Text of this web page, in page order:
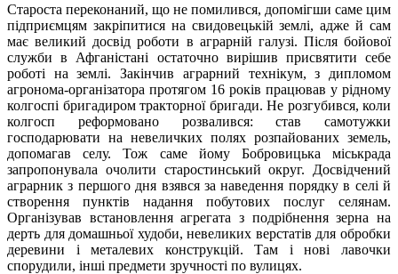
Староста переконаний, що не помилився, допомігши саме цим
підприємцям закріпитися на свидовецькій землі, адже й сам
має великий досвід роботи в аграрній галузі. Після бойової
служби в Афганістані остаточно вирішив присвятити себе
роботі на землі. Закінчив аграрний технікум, з дипломом
агронома-організатора протягом 16 років працював у рідному
колгоспі бригадиром тракторної бригади. Не розгубився, коли
колгосп реформовано розвалився: став самотужки
господарювати на невеличких полях розпайованих земель,
допомагав селу. Тож саме йому Бобровицька міськрада
запропонувала очолити старостинський округ. Досвідчений
аграрник з першого дня взявся за наведення порядку в селі й
створення пунктів надання побутових послуг селянам.
Організував встановлення агрегата з подрібнення зерна на
дерть для домашньої худоби, невеликих верстатів для обробки
деревини і металевих конструкцій. Там і нові лавочки
спорудили, інші предмети зручності по вулицях.